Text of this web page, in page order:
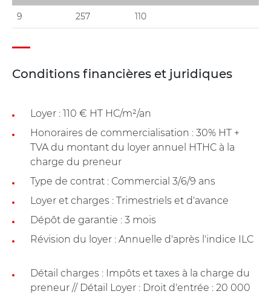
9 257 110
Conditions financières et juridiques
Loyer : 110 € HT HC/m²/an
Honoraires de commercialisation : 30% HT +
TVA du montant du loyer annuel HTHC à la
charge du preneur
Type de contrat : Commercial 3/6/9 ans
Loyer et charges : Trimestriels et d'avance
Dépôt de garantie : 3 mois
Révision du loyer : Annuelle d'après l'indice ILC
Détail charges : Impôts et taxes à la charge du
preneur // Détail Loyer : Droit d'entrée : 20 000